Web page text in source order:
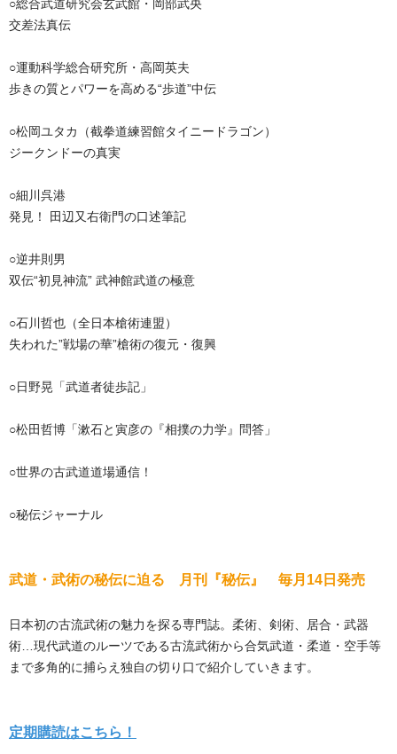
○総合武道研究会玄武館・岡部武央
交差法真伝
○運動科学総合研究所・高岡英夫
歩きの質とパワーを高める“歩道”中伝
○松岡ユタカ（截拳道練習館タイニードラゴン）
ジークンドーの真実
○細川呉港
発見！ 田辺又右衛門の口述筆記
○逆井則男
双伝“初見神流” 武神館武道の極意
○石川哲也（全日本槍術連盟）
失われた”戦場の華”槍術の復元・復興
○日野晃「武道者徒歩記」
○松田哲博「漱石と寅彦の『相撲の力学』問答」
○世界の古武道道場通信！
○秘伝ジャーナル
武道・武術の秘伝に迫る 月刊『秘伝』 毎月14日発売
日本初の古流武術の魅力を探る専門誌。柔術、剣術、居合・武器
術…現代武道のルーツである古流武術から合気武道・柔道・空手等
まで多角的に捕らえ独自の切り口で紹介していきます。
定期購読はこちら！